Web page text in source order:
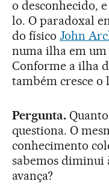
o desconhecido,
lo. O paradoxal
do físico John
numa ilha em
Conforme a ilha
também cresce
Pergunta.
questiona. O
conhecimento
sabemos diminui
avança?